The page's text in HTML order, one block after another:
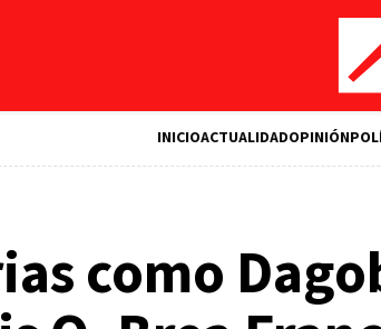
INICIOACTUALIDADOPINIÓN
como